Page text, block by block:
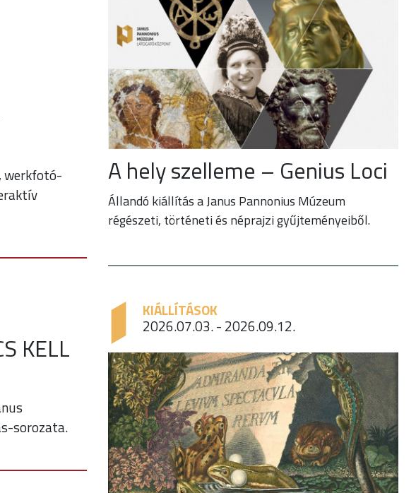
werkfotó-
KELL
sorozata.
A hely szelleme – Genius Loci
Állandó kiállítás a Janus Pannonius Múzeum
régészeti, történeti és néprajzi gyűjteményeiből.
KIÁLLÍTÁSOK
2026.07.03. - 2026.09.12.